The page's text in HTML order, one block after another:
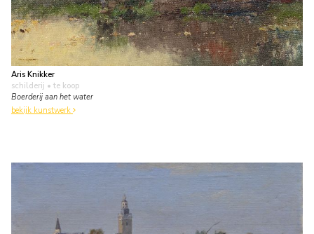
Aris Knikker
schilderij • te koop
Boerderij aan het water
bekijk kunstwerk